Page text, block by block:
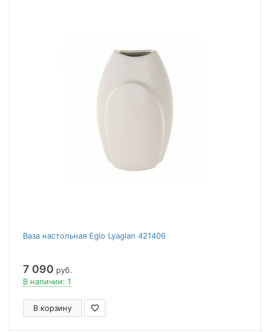
Ваза настольная Eglo Lyaglan 421406
7 090 руб.
В наличии: 1
В корзину